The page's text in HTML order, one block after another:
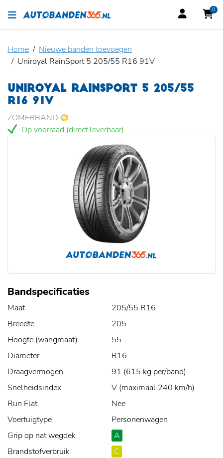
0
Home
Nieuwe banden toevoegen
Uniroyal RainSport 5 205/55 R16 91V
UNIROYAL RAINSPORT 5 205/55
R16 91V
ZOMERBAND
Op voorraad (direct leverbaar)
Bandspecificaties
Maat
205/55 R16
Breedte
205
Hoogte (wangmaat)
55
Diameter
R16
Draagvermogen
91 (615 kg per/band)
Snelheidsindex
V (maximaal 240 km/h)
Run Flat
Nee
Voertuigtype
Personenwagen
Grip op nat wegdek
A
Brandstofverbruik
C